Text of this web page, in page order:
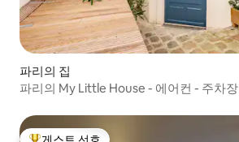
파리의 집
파리의 My Little House - 에어컨 - 주차장